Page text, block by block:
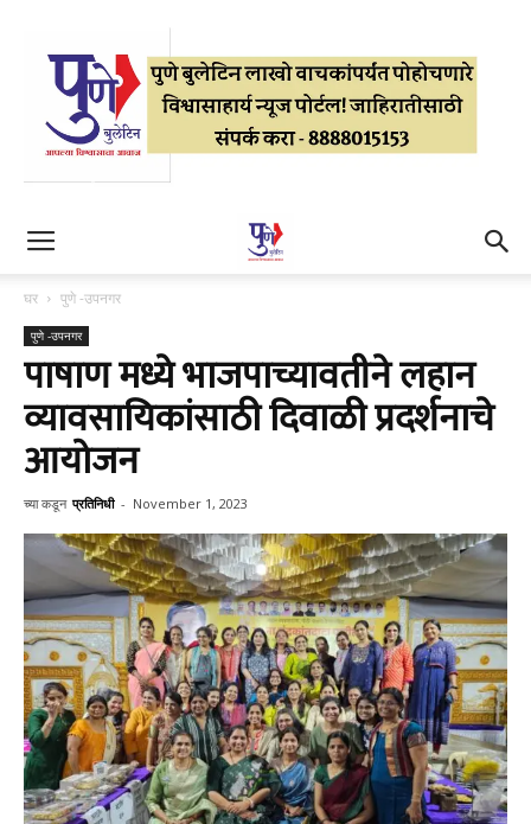
घर पुणे -उपनगर
पुणे -उपनगर
पाषाण मध्ये भाजपाच्यावतीने लहान
व्यावसायिकांसाठी दिवाळी प्रदर्शनाचे
आयोजन
च्या कडून प्रतिनिधी - November 1, 2023